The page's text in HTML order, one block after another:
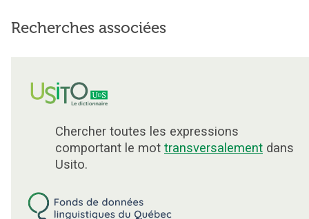
Recherches associées
Chercher toutes les expressions
comportant le mot transversalement dans
Usito.